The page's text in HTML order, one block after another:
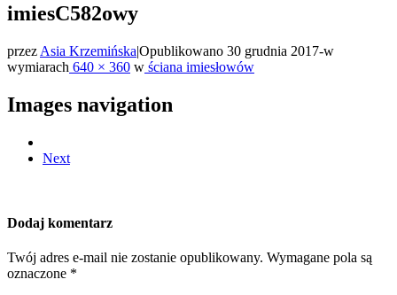
imiesC582owy
przez Asia Krzemińska|Opublikowano 30 grudnia 2017-w
wymiarach 640 × 360 w ściana imiesłowów
Images navigation
Next
Dodaj komentarz
Twój adres e-mail nie zostanie opublikowany. Wymagane pola są
oznaczone *